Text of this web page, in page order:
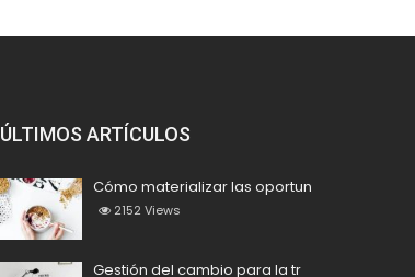
ÚLTIMOS ARTÍCULOS
Cómo materializar las oportun
2152 Views
Gestión del cambio para la tr